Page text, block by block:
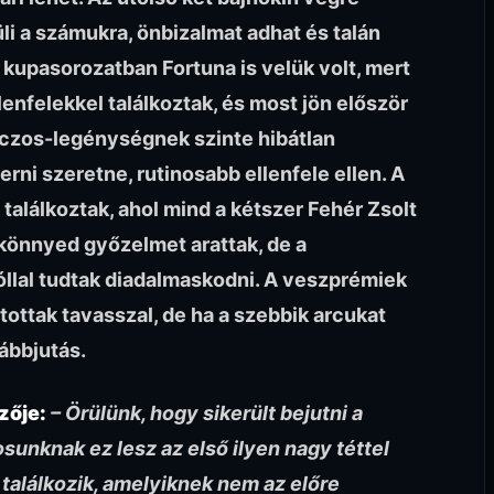
a számukra, önbizalmat adhat és talán
Fortuna is velük volt, mert
találkoztak, és most jön először
legénységnek szinte hibátlan
szeretne, rutinosabb ellenfele ellen. A
ahol mind a kétszer Fehér Zsolt
győzelmet arattak, de a
tudtak diadalmaskodni. A veszprémiek
tavasszal, de ha a szebbik arcukat
– Örülünk, hogy sikerült bejutni a
ez lesz az első ilyen nagy téttel
amelyiknek nem az előre